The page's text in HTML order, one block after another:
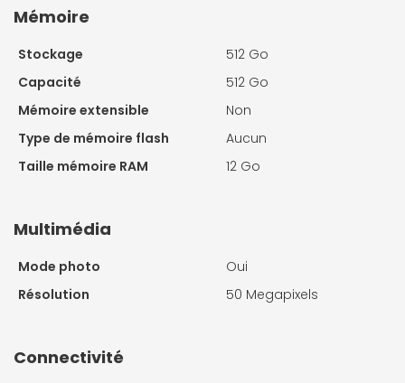
Mémoire
Stockage
512 Go
Capacité
512 Go
Mémoire extensible
Non
Type de mémoire flash
Aucun
Taille mémoire RAM
12 Go
Multimédia
Mode photo
Oui
Résolution
50 Megapixels
Connectivité